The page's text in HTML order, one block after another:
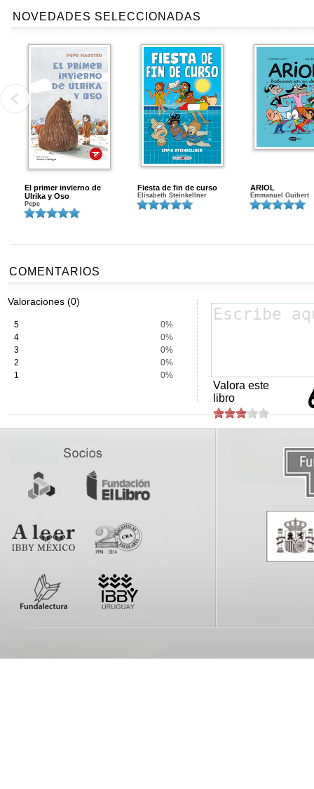
NOVEDADES SELECCIONADAS
El primer invierno de
Ulrika y Oso
Pepe
Fiesta de fin de curso
Elisabeth Steinkellner
ARIOL
Emmanuel Guibert
COMENTARIOS
Valoraciones (0)
5
0%
4
0%
3
0%
2
0%
1
0%
Valora este
libro